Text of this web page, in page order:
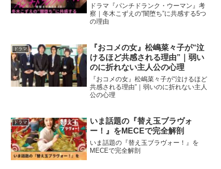
ドラマ『パンチドランク・ウーマン』考
察｜冬木こずえの“闇堕ち”に共感する5つ
の理由
ドラマ
『おコメの女』松嶋菜々子が“泣
けるほど共感される理由”｜弱い
のに折れない主人公の心理
『おコメの女』松嶋菜々子が“泣けるほど
共感される理由”｜弱いのに折れない主人
公の心理
ドラマ
いま話題の『替え玉ブラヴォ
ー！』をMECEで完全解剖
いま話題の『替え玉ブラヴォー！』を
MECEで完全解剖